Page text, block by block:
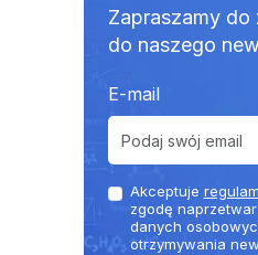
Zapraszamy do
do naszego
E-mail
Akceptuje
zgodę
danych
otrzymywania